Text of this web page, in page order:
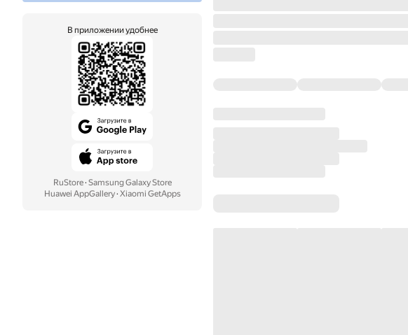
В приложении удобнее
RuStore· Samsung Galaxy Store
Huawei AppGallery· Xiaomi GetApps